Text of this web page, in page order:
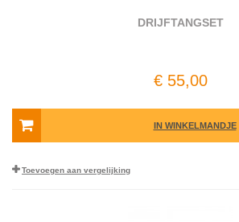
DRIJFTANGSET
€ 55,00
IN WINKELMANDJE
Toevoegen aan vergelijking